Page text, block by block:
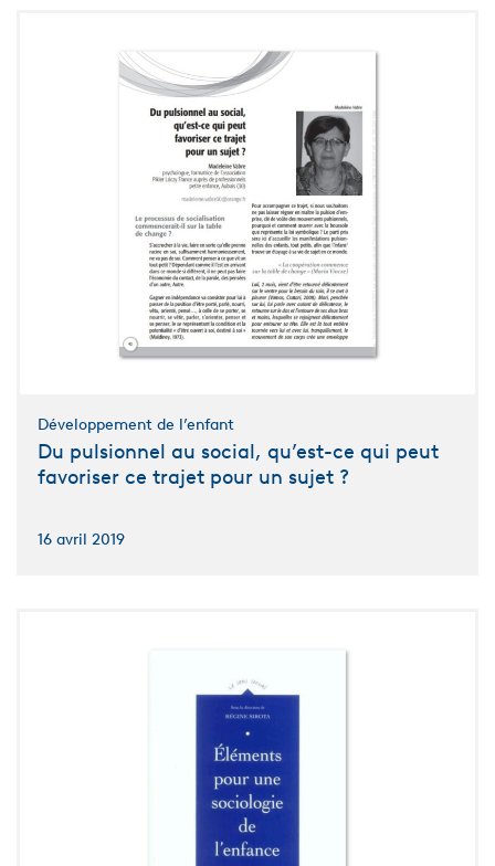
Développement de l’enfant
Du pulsionnel au social, qu’est-ce qui peut
favoriser ce trajet pour un sujet ?
16 avril 2019